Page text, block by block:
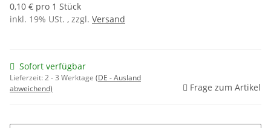
0,10 € pro 1 Stück
inkl. 19% USt. , zzgl. Versand
Sofort verfügbar
Lieferzeit:2 - 3 Werktage (DE - Ausland
abweichend)
Frage zum Artikel